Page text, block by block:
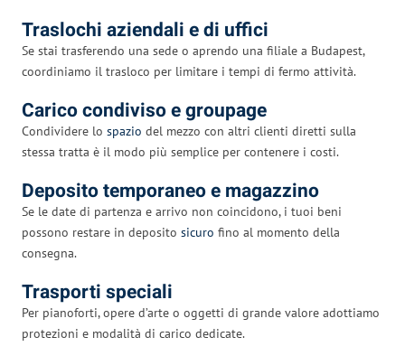
Traslochi aziendali e di uffici
Se stai trasferendo una sede o aprendo una filiale a Budapest,
coordiniamo il trasloco per limitare i tempi di fermo attività.
Carico condiviso e groupage
Condividere lo spazio del mezzo con altri clienti diretti sulla
stessa tratta è il modo più semplice per contenere i costi.
Deposito temporaneo e magazzino
Se le date di partenza e arrivo non coincidono, i tuoi beni
possono restare in deposito sicuro fino al momento della
consegna.
Trasporti speciali
Per pianoforti, opere d’arte o oggetti di grande valore adottiamo
protezioni e modalità di carico dedicate.